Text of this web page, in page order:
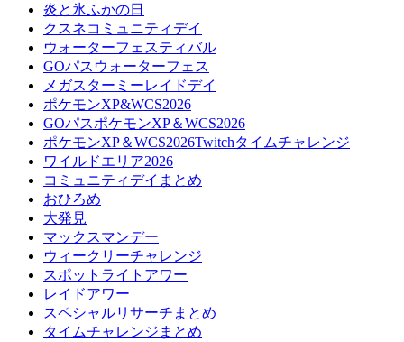
炎と氷ふかの日
クスネコミュニティデイ
ウォーターフェスティバル
GOパスウォーターフェス
メガスターミーレイドデイ
ポケモンXP&WCS2026
GOパスポケモンXP＆WCS2026
ポケモンXP＆WCS2026Twitchタイムチャレンジ
ワイルドエリア2026
コミュニティデイまとめ
おひろめ
大発見
マックスマンデー
ウィークリーチャレンジ
スポットライトアワー
レイドアワー
スペシャルリサーチまとめ
タイムチャレンジまとめ